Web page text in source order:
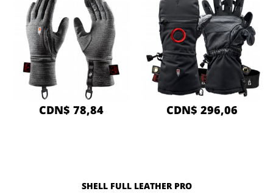
CDN$ 78,84 CDN$ 296,06
SHELL FULL LEATHER PRO